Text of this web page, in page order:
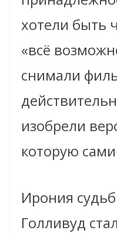
хотели быть
«всё
снимали
изобрели
которую
Ирония
Голливуд